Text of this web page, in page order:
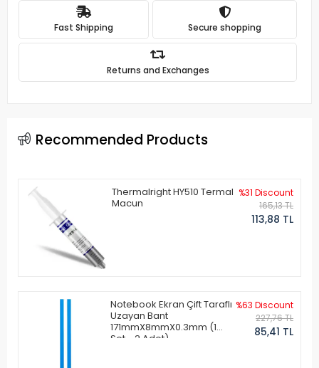
Fast Shipping Secure shopping
Returns and Exchanges
Recommended Products
Thermalright HY510 Termal
Macun
%31 Discount
165,13 TL
113,88 TL
Notebook Ekran Çift Taraflı
Uzayan Bant
171mmX8mmX0.3mm (1
Set - 2 Adet)
%63 Discount
227,76 TL
85,41 TL